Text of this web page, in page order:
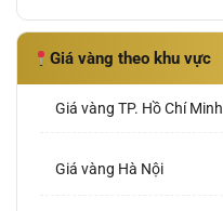
Giá vàng theo khu vực
Giá vàng TP. Hồ Chí Minh
Giá vàng Hà Nội